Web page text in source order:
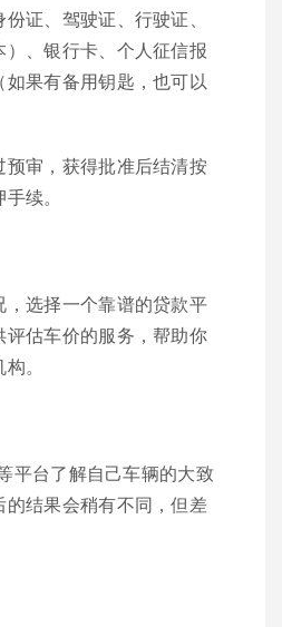
证、驾驶证、行驶证、
、银行卡、个人征信报
果有备用钥匙，也可以
审，获得批准后结清按
续。
选择一个靠谱的贷款平
估车价的服务，帮助你
。
平台了解自己车辆的大致
结果会稍有不同，但差